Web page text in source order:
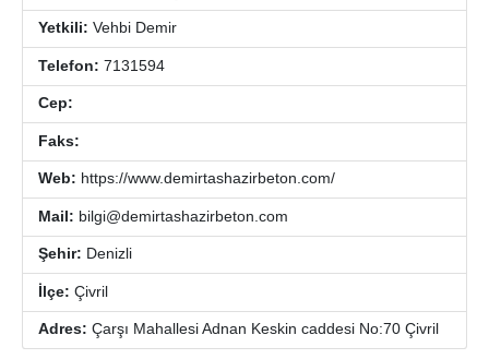
Yetkili: Vehbi Demir
Telefon: 7131594
Cep:
Faks:
Web: https://www.demirtashazirbeton.com/
Mail: bilgi@demirtashazirbeton.com
Şehir: Denizli
İlçe: Çivril
Adres: Çarşı Mahallesi Adnan Keskin caddesi No:70 Çivril